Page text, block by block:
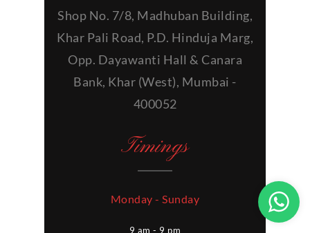
Shop No. 7/8, Madhuban Building,
Khar Pali Road, P.D. Hinduja Marg,
Opp. Dayawanti Hall & Canara
Bank, Khar (West), Mumbai -
400052
Timings
Monday - Sunday
9 am - 9 pm